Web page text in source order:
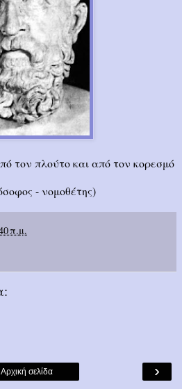
τον πλούτο και από τον κορεσμό
- νομοθέτης)
π.μ.
›
Αρχική σελίδα